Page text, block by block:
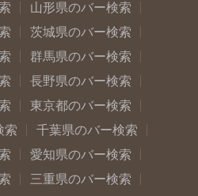
山形県のバー検索
茨城県のバー検索
群馬県のバー検索
長野県のバー検索
東京都のバー検索
索
千葉県のバー検索
愛知県のバー検索
三重県のバー検索